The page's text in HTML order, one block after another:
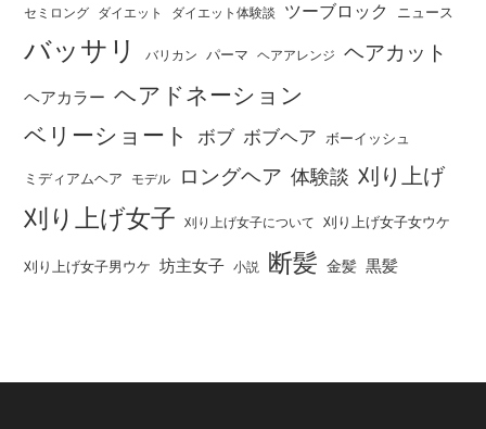
セミロング ダイエット ダイエット体験談 ツーブロック ニュース
バッサリ バリカン パーマ ヘアアレンジ ヘアカット
ヘアカラー ヘアドネーション
ベリーショート
ボブ ボブヘア ボーイッシュ
ミディアムヘア モデル ロングヘア 体験談 刈り上げ
刈り上げ女子 刈り上げ女子について 刈り上げ女子女ウケ
刈り上げ女子男ウケ 坊主女子 小説 断髪 金髪 黒髪